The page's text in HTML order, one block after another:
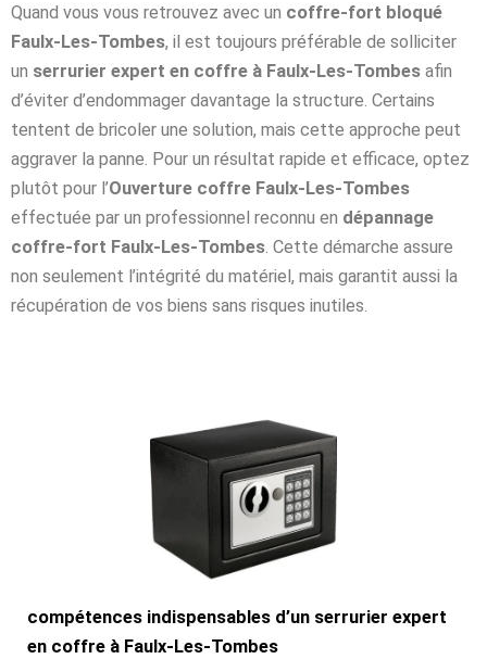
Quand vous vous retrouvez avec un coffre-fort bloqué
Faulx-Les-Tombes, il est toujours préférable de solliciter
un serrurier expert en coffre à Faulx-Les-Tombes afin
d’éviter d’endommager davantage la structure. Certains
tentent de bricoler une solution, mais cette approche peut
aggraver la panne. Pour un résultat rapide et efficace, optez
plutôt pour l’Ouverture coffre Faulx-Les-Tombes
effectuée par un professionnel reconnu en dépannage
coffre-fort Faulx-Les-Tombes. Cette démarche assure
non seulement l’intégrité du matériel, mais garantit aussi la
récupération de vos biens sans risques inutiles.
compétences indispensables d’un serrurier expert
en coffre à Faulx-Les-Tombes